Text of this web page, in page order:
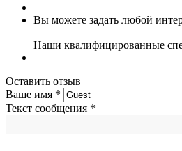
Вы можете задать любой
Наши квалифицированные
Оставить отзыв
Ваше имя *
Текст сообщения *